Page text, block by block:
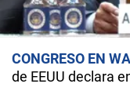
CONGRESO EN
de EEUU declara